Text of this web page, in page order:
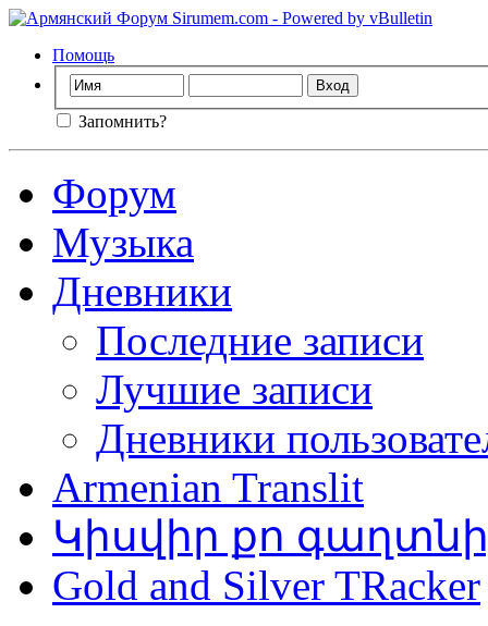
Помощь
Запомнить?
Форум
Музыка
Дневники
Последние записи
Лучшие записи
Дневники
Armenian Translit
Կիսվիր քո
Gold and Silver TRacker